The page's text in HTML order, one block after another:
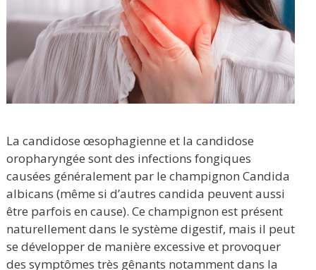
La candidose œsophagienne et la candidose
oropharyngée sont des infections fongiques
causées généralement par le champignon Candida
albicans (même si d’autres candida peuvent aussi
être parfois en cause). Ce champignon est présent
naturellement dans le système digestif, mais il peut
se développer de manière excessive et provoquer
des symptômes très gênants notamment dans la